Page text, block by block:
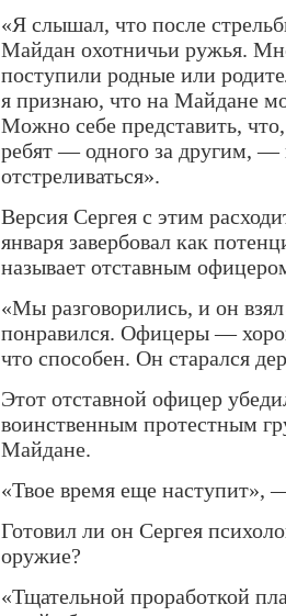
«Я слышал, что после
Майдан охотничьи ружья.
поступили родные или
я признаю, что на Майдане
Можно себе представить,
ребят — одного за другим, —
отстреливаться».
Версия Сергея с этим
января завербовал как
называет отставным
«Мы разговорились, и он
понравился. Офицеры —
что способен. Он старался
Этот отставной офицер
воинственным протестным
Майдане.
«Твое время еще наступит»,
Готовил ли он Сергея
оружие?
«Тщательной проработкой